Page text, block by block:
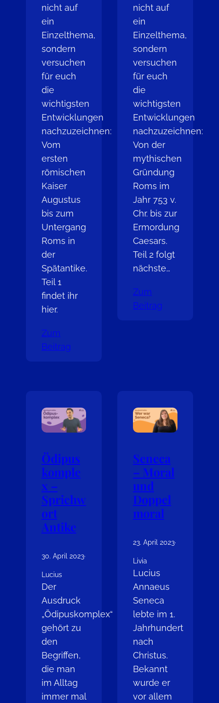
nicht auf
ein
Einzelthema,
sondern
versuchen
für euch
die
wichtigsten
Entwicklungen
nachzuzeichnen:
Vom
ersten
römischen
Kaiser
Augustus
bis zum
Untergang
Roms in
der
Spätantike.
Teil 1
findet ihr
hier.
Zum
Beitrag
nicht auf
ein
Einzelthema,
sondern
versuchen
für euch
die
wichtigsten
Entwicklungen
nachzuzeichnen:
Von der
mythischen
Gründung
Roms im
Jahr 753 v.
Chr. bis zur
Ermordung
Caesars.
Teil 2 folgt
nächste…
Zum
Beitrag
Ödipus
komple
x –
Sprichw
ort
Antike
30. April 2023·
Lucius
Der
Ausdruck
„Ödipuskomplex“
gehört zu
den
Begriffen,
die man
im Alltag
immer mal
Seneca
– Moral
und
Doppel
moral
23. April 2023·
Livia
Lucius
Annaeus
Seneca
lebte im 1.
Jahrhundert
nach
Christus.
Bekannt
wurde er
vor allem